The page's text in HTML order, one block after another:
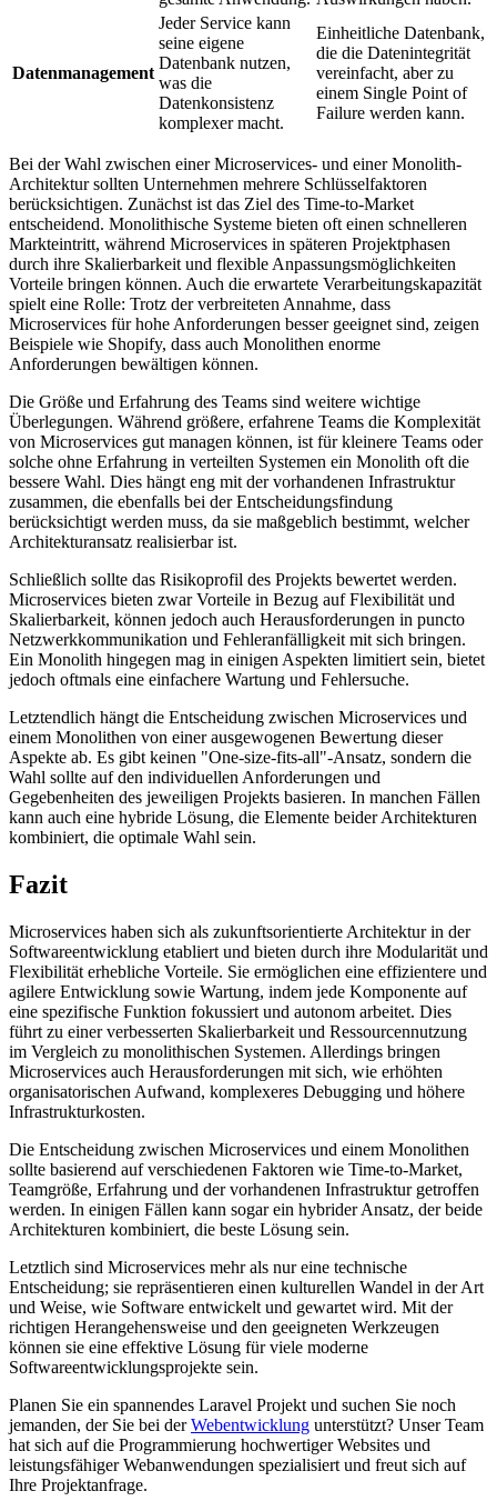
Datenmanagement
Jeder Service kann
seine eigene
Datenbank nutzen,
was die
Datenkonsistenz
komplexer macht.
Einheitliche Datenbank,
die die Datenintegrität
vereinfacht, aber zu
einem Single Point of
Failure werden kann.
Bei der Wahl zwischen einer Microservices- und einer Monolith-
Architektur sollten Unternehmen mehrere Schlüsselfaktoren
berücksichtigen. Zunächst ist das Ziel des Time-to-Market
entscheidend. Monolithische Systeme bieten oft einen schnelleren
Markteintritt, während Microservices in späteren Projektphasen
durch ihre Skalierbarkeit und flexible Anpassungsmöglichkeiten
Vorteile bringen können. Auch die erwartete Verarbeitungskapazität
spielt eine Rolle: Trotz der verbreiteten Annahme, dass
Microservices für hohe Anforderungen besser geeignet sind, zeigen
Beispiele wie Shopify, dass auch Monolithen enorme
Anforderungen bewältigen können.
Die Größe und Erfahrung des Teams sind weitere wichtige
Überlegungen. Während größere, erfahrene Teams die Komplexität
von Microservices gut managen können, ist für kleinere Teams oder
solche ohne Erfahrung in verteilten Systemen ein Monolith oft die
bessere Wahl. Dies hängt eng mit der vorhandenen Infrastruktur
zusammen, die ebenfalls bei der Entscheidungsfindung
berücksichtigt werden muss, da sie maßgeblich bestimmt, welcher
Architekturansatz realisierbar ist.
Schließlich sollte das Risikoprofil des Projekts bewertet werden.
Microservices bieten zwar Vorteile in Bezug auf Flexibilität und
Skalierbarkeit, können jedoch auch Herausforderungen in puncto
Netzwerkkommunikation und Fehleranfälligkeit mit sich bringen.
Ein Monolith hingegen mag in einigen Aspekten limitiert sein, bietet
jedoch oftmals eine einfachere Wartung und Fehlersuche.
Letztendlich hängt die Entscheidung zwischen Microservices und
einem Monolithen von einer ausgewogenen Bewertung dieser
Aspekte ab. Es gibt keinen "One-size-fits-all"-Ansatz, sondern die
Wahl sollte auf den individuellen Anforderungen und
Gegebenheiten des jeweiligen Projekts basieren. In manchen Fällen
kann auch eine hybride Lösung, die Elemente beider Architekturen
kombiniert, die optimale Wahl sein.
Fazit
Microservices haben sich als zukunftsorientierte Architektur in der
Softwareentwicklung etabliert und bieten durch ihre Modularität und
Flexibilität erhebliche Vorteile. Sie ermöglichen eine effizientere und
agilere Entwicklung sowie Wartung, indem jede Komponente auf
eine spezifische Funktion fokussiert und autonom arbeitet. Dies
führt zu einer verbesserten Skalierbarkeit und Ressourcennutzung
im Vergleich zu monolithischen Systemen. Allerdings bringen
Microservices auch Herausforderungen mit sich, wie erhöhten
organisatorischen Aufwand, komplexeres Debugging und höhere
Infrastrukturkosten.
Die Entscheidung zwischen Microservices und einem Monolithen
sollte basierend auf verschiedenen Faktoren wie Time-to-Market,
Teamgröße, Erfahrung und der vorhandenen Infrastruktur getroffen
werden. In einigen Fällen kann sogar ein hybrider Ansatz, der beide
Architekturen kombiniert, die beste Lösung sein.
Letztlich sind Microservices mehr als nur eine technische
Entscheidung; sie repräsentieren einen kulturellen Wandel in der Art
und Weise, wie Software entwickelt und gewartet wird. Mit der
richtigen Herangehensweise und den geeigneten Werkzeugen
können sie eine effektive Lösung für viele moderne
Softwareentwicklungsprojekte sein.
Planen Sie ein spannendes Laravel Projekt und suchen Sie noch
jemanden, der Sie bei derWebentwicklung unterstützt? Unser Team
hat sich auf die Programmierung hochwertiger Websites und
leistungsfähiger Webanwendungen spezialisiert und freut sich auf
Ihre Projektanfrage.